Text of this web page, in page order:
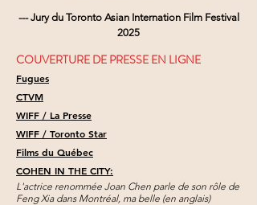
--- Jury du Toronto Asian Internation Film Festival
2025
COUVERTURE DE PRESSE EN LIGNE
Fugues
CTVM
WIFF / La Presse
WIFF / Toronto Star
Films du Québec
COHEN IN THE CITY:
L'actrice renommée Joan Chen parle de son rôle de
Feng Xia dans Montréal, ma belle (en anglais)